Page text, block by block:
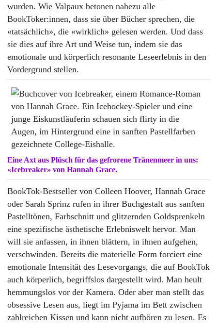
wurden. Wie Valpaux betonen nahezu alle
BookToker:innen, dass sie über Bücher sprechen, die
«tatsächlich», die «wirklich» gelesen werden. Und dass
sie dies auf ihre Art und Weise tun, indem sie das
emotionale und körperlich resonante Leseerlebnis in den
Vordergrund stellen.
Eine Axt aus Plüsch für das gefrorene Tränenmeer in uns:
«Icebreaker» von Hannah Grace.
BookTok-Bestseller von Colleen Hoover, Hannah Grace
oder Sarah Sprinz rufen in ihrer Buchgestalt aus sanften
Pastelltönen, Farbschnitt und glitzernden Goldsprenkeln
eine spezifische ästhetische Erlebniswelt hervor. Man
will sie anfassen, in ihnen blättern, in ihnen aufgehen,
verschwinden. Bereits die materielle Form forciert eine
emotionale Intensität des Lesevorgangs, die auf BookTok
auch körperlich, begriffslos dargestellt wird. Man heult
hemmungslos vor der Kamera. Oder aber man stellt das
obsessive Lesen aus, liegt im Pyjama im Bett zwischen
zahlreichen Kissen und kann nicht aufhören zu lesen. Es